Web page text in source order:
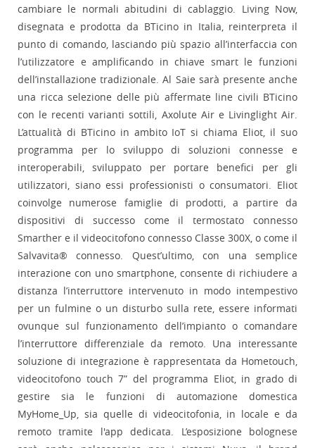
cambiare le normali abitudini di cablaggio. Living Now,
disegnata e prodotta da BTicino in Italia, reinterpreta il
punto di comando, lasciando più spazio all’interfaccia con
l’utilizzatore e amplificando in chiave smart le funzioni
dell’installazione tradizionale. Al Saie sarà presente anche
una ricca selezione delle più affermate line civili BTicino
con le recenti varianti sottili, Axolute Air e Livinglight Air.
L’attualità di BTicino in ambito IoT si chiama Eliot, il suo
programma per lo sviluppo di soluzioni connesse e
interoperabili, sviluppato per portare benefici per gli
utilizzatori, siano essi professionisti o consumatori. Eliot
coinvolge numerose famiglie di prodotti, a partire da
dispositivi di successo come il termostato connesso
Smarther e il videocitofono connesso Classe 300X, o come il
Salvavita® connesso. Quest’ultimo, con una semplice
interazione con uno smartphone, consente di richiudere a
distanza l’interruttore intervenuto in modo intempestivo
per un fulmine o un disturbo sulla rete, essere informati
ovunque sul funzionamento dell’impianto o comandare
l’interruttore differenziale da remoto. Una interessante
soluzione di integrazione è rappresentata da Hometouch,
videocitofono touch 7” del programma Eliot, in grado di
gestire sia le funzioni di automazione domestica
MyHome_Up, sia quelle di videocitofonia, in locale e da
remoto tramite l'app dedicata. L’esposizione bolognese